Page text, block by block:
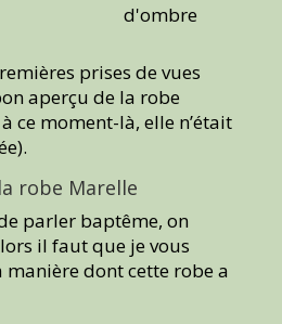
d'ombre
prises de vues
aperçu de la robe
ce moment-là, elle n’était
robe Marelle
parler baptême, on
il faut que je vous
dont cette robe a